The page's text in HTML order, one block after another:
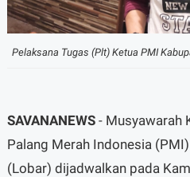
Pelaksana Tugas (Plt) Ketua PMI
SAVANANEWS- Musyawarah
Palang Merah Indonesia
(Lobar) dijadwalkan pada